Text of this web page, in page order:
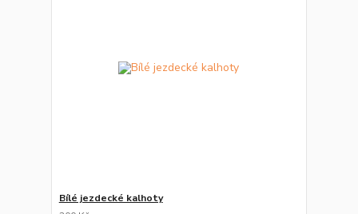
Bílé jezdecké kalhoty